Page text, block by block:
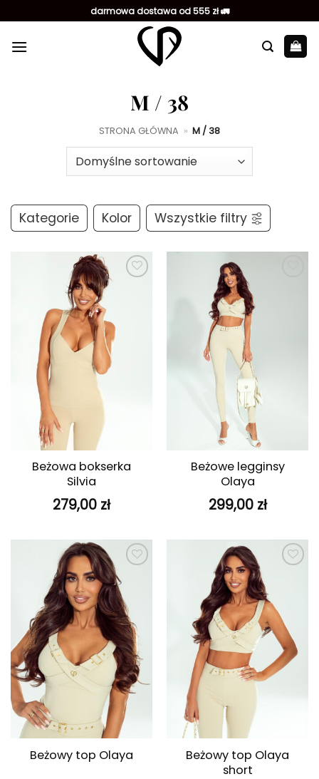
do
zawartości
darmowa dostawa od 555 zł 🚛
M / 38
STRONA GŁÓWNA » M / 38
Kategorie Kolor Wszystkie filtry
Dodaj do
ulubionych
Beżowa bokserka
Silvia
279,00 zł
Beżowe legginsy
Olaya
299,00 zł
Dodaj do
ulubionych
Beżowy top Olaya
Dodaj do
ulubionych
Beżowy top Olaya
short